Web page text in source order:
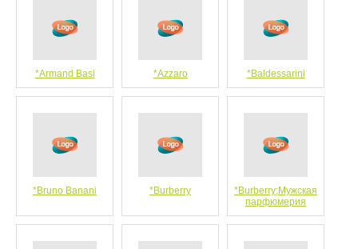
*Armand Basi *Azzaro *Baldessarini
*Bruno Banani *Burberry
*Burberry;Мужская
парфюмерия